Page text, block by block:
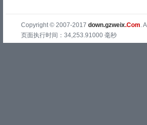
Copyright © 2007-2017 down.gzweix.Com.
页面执行时间：34,253.91000 毫秒